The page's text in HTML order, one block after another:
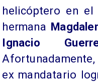
helicóptero en
hermana
Ignacio
ex mandatario